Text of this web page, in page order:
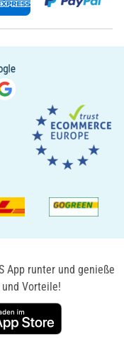
App runter und genieße
Vorteile!